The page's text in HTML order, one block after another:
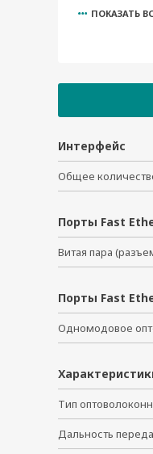
RM-G4000-
RM-G4000-
RM-G4000-8GTX
RM-G4000-8PoE
RM-G4000-8TX
RM-G4000-PL-
ПОКАЗАТЬ
Интерфейс
Общее
Порты Fast
Витая пара
Порты Fast
Одномодовое
Тип
Дальность